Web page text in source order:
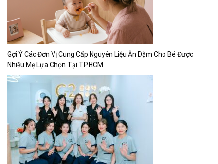
Gợi Ý Các Đơn Vị Cung Cấp Nguyên Liệu Ăn Dặm Cho Bé Được
Nhiều Mẹ Lựa Chọn Tại TP.HCM